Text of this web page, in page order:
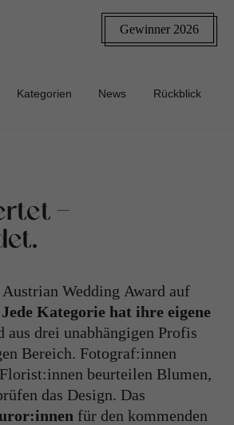
Kategorien News Rückblick
Gewinner 2026
-
Wedding Award auf
Jede Kategorie hat ihre eigene
aus drei unabhängigen Profis
Bereich. Fotograf:innen
beurteilen Blumen,
das Design. Das
für den kommenden